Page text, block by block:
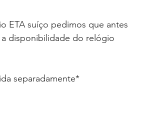
ETA suíço pedimos que antes
disponibilidade do relógio
separadamente*